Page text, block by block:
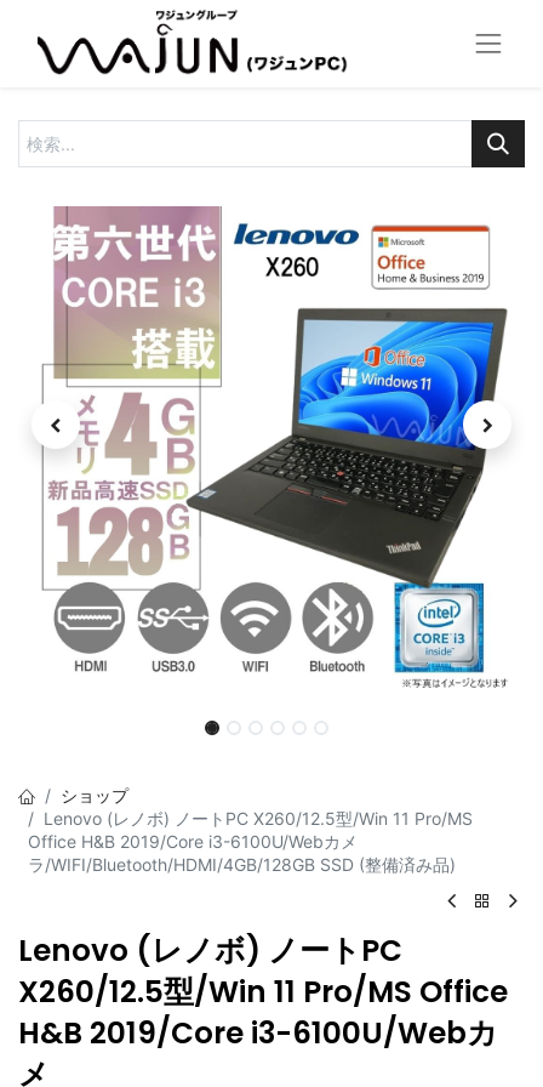
ショップ
Lenovo (レノボ) ノートPC X260/12.5型/Win 11 Pro/MS
Office H&B 2019/Core i3-6100U/Webカメ
ラ/WIFI/Bluetooth/HDMI/4GB/128GB SSD (整備済み品)
Lenovo (レノボ) ノートPC
X260/12.5型/Win 11 Pro/MS Office
H&B 2019/Core i3-6100U/Webカ
メ